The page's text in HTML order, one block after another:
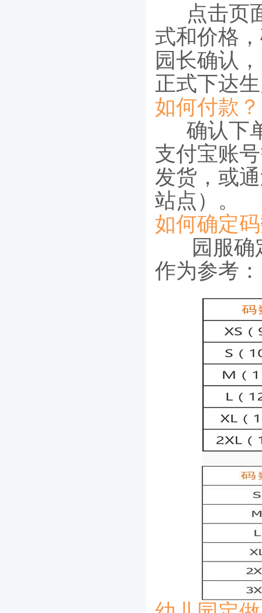
点击页面
式和价格
园长确认
正式下达
如何付款？
确认下单
支付宝账
发货，或
站点）。
如何确定
园服
作为参考